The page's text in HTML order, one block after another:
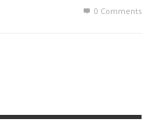
0 Comments